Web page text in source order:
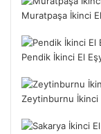
Muratpaşa İkinci
Pendik İkinci El
Zeytinburnu İkinci